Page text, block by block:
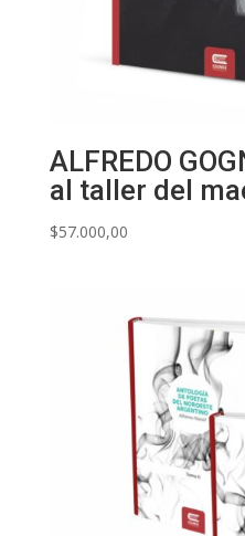
ALFREDO
al taller del
$57.000,00